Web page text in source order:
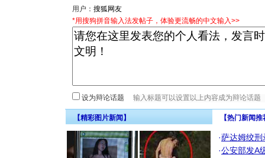
用户：
*用搜狗拼音输入法发帖子，体验更流畅的中文输入>>
设为辩论话题
【精彩图片新闻】 【热门新闻
·萨达姆绞刑
·公安部发A